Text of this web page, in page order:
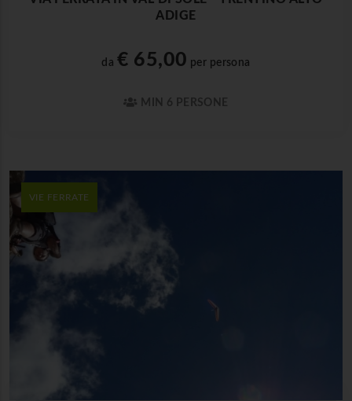
ADIGE
da € 65,00 per persona
MIN 6 PERSONE
VIE FERRATE